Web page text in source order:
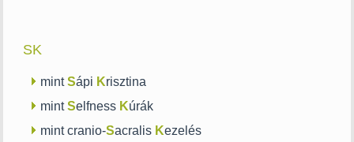
SK
mintSápi Krisztina
mintSelfness Kúrák
mint cranio-Sacralis Kezelés